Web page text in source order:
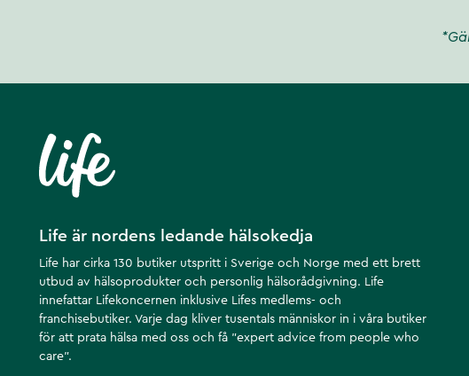
Life är nordens ledande hälsokedja
Life har cirka 130 butiker utspritt i Sverige och Norge med ett brett
utbud av hälsoprodukter och personlig hälsorådgivning. Life
innefattar Lifekoncernen inklusive Lifes medlems- och
franchisebutiker. Varje dag kliver tusentals människor in i våra butiker
för att prata hälsa med oss och få ”expert advice from people who
care”.